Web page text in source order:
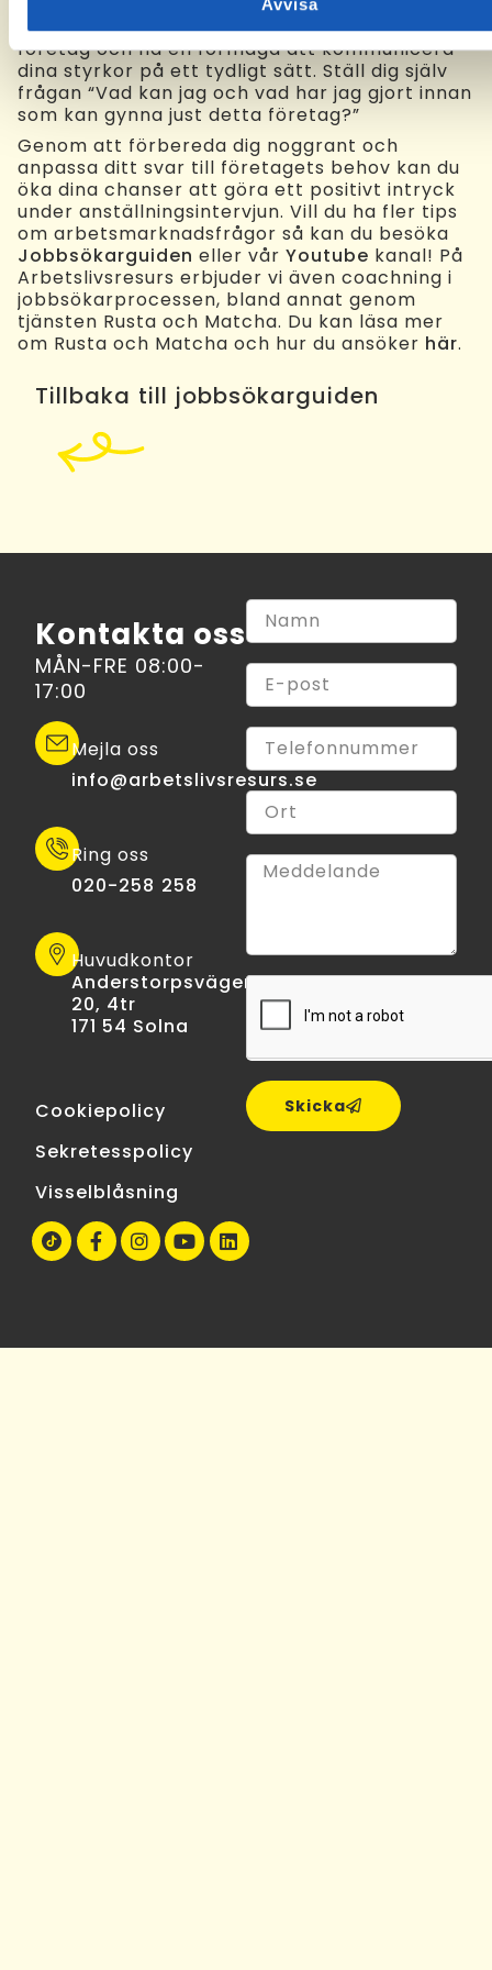
Avvisa
behöver du ha självinsikt, ha gjort research om
företag och ha en förmåga att kommunicera
dina styrkor på ett tydligt sätt. Ställ dig själv
frågan “Vad kan jag och vad har jag gjort innan
som kan gynna just detta företag?”
Genom att förbereda dig noggrant och
anpassa ditt svar till företagets behov kan du
öka dina chanser att göra ett positivt intryck
under anställningsintervjun. Vill du ha fler tips
om arbetsmarknadsfrågor så kan du besöka
Jobbsökarguiden eller vår Youtube kanal! På
Arbetslivsresurs erbjuder vi även coachning i
jobbsökarprocessen, bland annat genom
tjänsten Rusta och Matcha. Du kan läsa mer
om Rusta och Matcha och hur du ansöker här.
Tillbaka till jobbsökarguiden
Kontakta oss
MÅN-FRE 08:00-
17:00
Mejla oss
info@arbetslivsresurs.se​
Ring oss
020-258 258
Huvudkontor
Anderstorpsvägen
20, 4tr
171 54 Solna
Cookiepolicy
Sekretesspolicy
Visselblåsning
Skicka